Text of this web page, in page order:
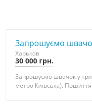
Запрошуємо
Харьков
30 000 грн.
Запрошуємо швачок у
метро Київська).